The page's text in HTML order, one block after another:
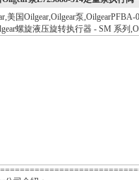
美国Oilgear,Oilgear泵
螺旋液压旋转执行器 - SM 系列